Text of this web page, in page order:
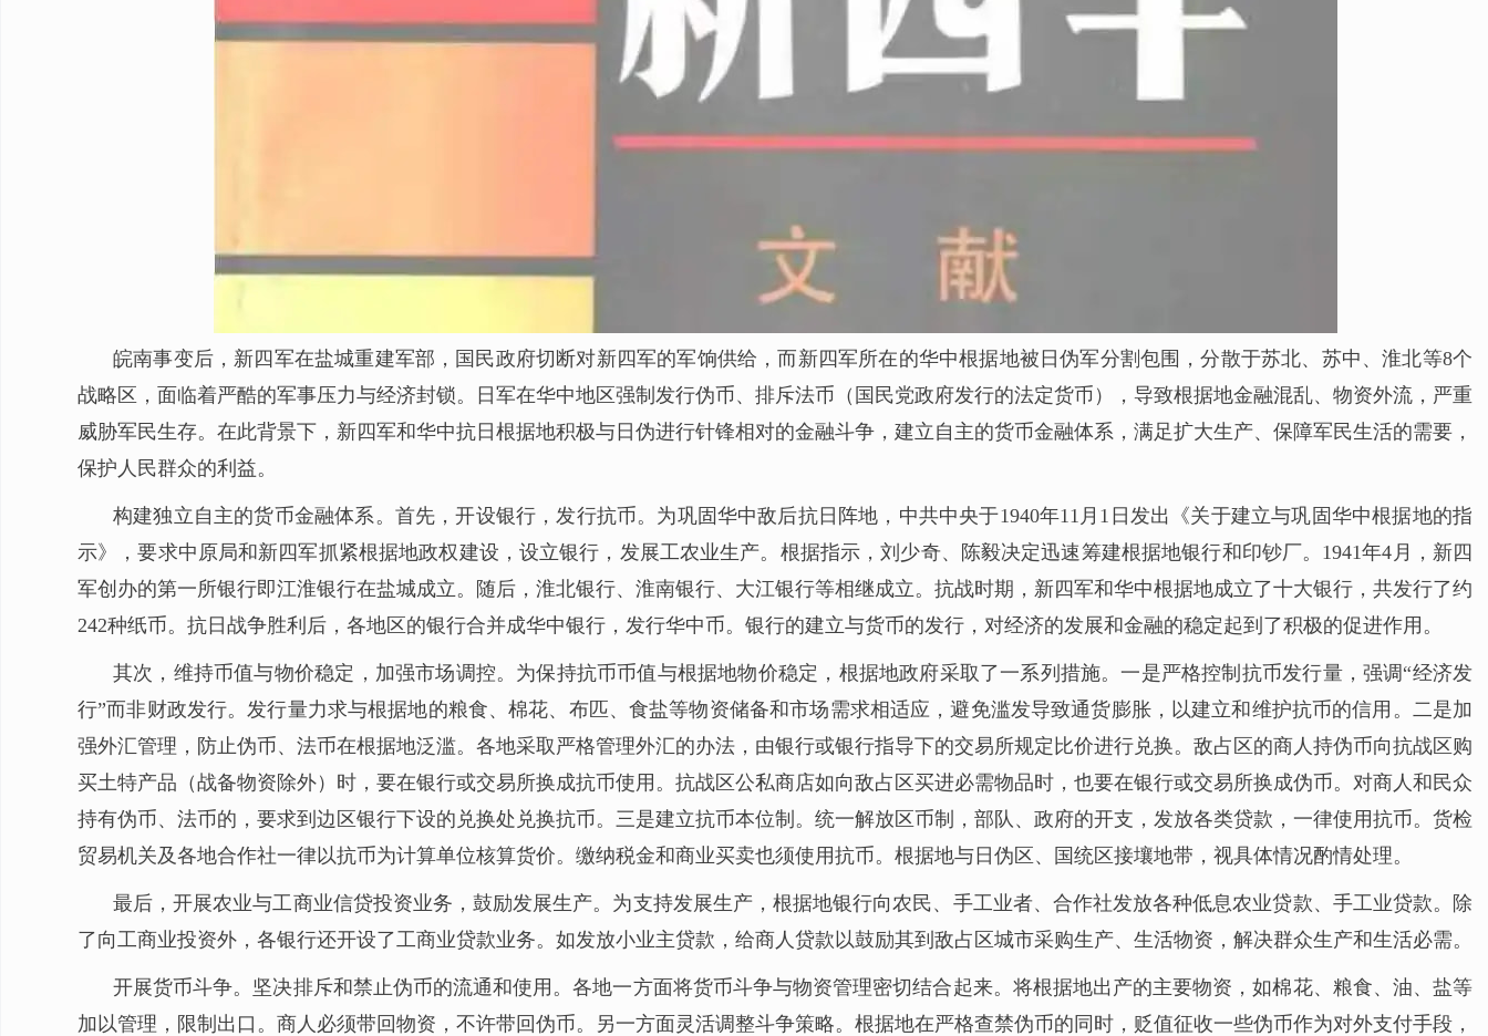
皖南事变后，新四军在盐城重建军部，国民政府切断对新四军的军饷供给，而新四军所在的华中根据地被日伪军分割包围，分散于苏北、苏中、淮北等8个
战略区，面临着严酷的军事压力与经济封锁。日军在华中地区强制发行伪币、排斥法币（国民党政府发行的法定货币），导致根据地金融混乱、物资外流，严重
威胁军民生存。在此背景下，新四军和华中抗日根据地积极与日伪进行针锋相对的金融斗争，建立自主的货币金融体系，满足扩大生产、保障军民生活的需要，
保护人民群众的利益。
构建独立自主的货币金融体系。首先，开设银行，发行抗币。为巩固华中敌后抗日阵地，中共中央于1940年11月1日发出《关于建立与巩固华中根据地的指
示》，要求中原局和新四军抓紧根据地政权建设，设立银行，发展工农业生产。根据指示，刘少奇、陈毅决定迅速筹建根据地银行和印钞厂。1941年4月，新四
军创办的第一所银行即江淮银行在盐城成立。随后，淮北银行、淮南银行、大江银行等相继成立。抗战时期，新四军和华中根据地成立了十大银行，共发行了约
242种纸币。抗日战争胜利后，各地区的银行合并成华中银行，发行华中币。银行的建立与货币的发行，对经济的发展和金融的稳定起到了积极的促进作用。
其次，维持币值与物价稳定，加强市场调控。为保持抗币币值与根据地物价稳定，根据地政府采取了一系列措施。一是严格控制抗币发行量，强调“经济发
行”而非财政发行。发行量力求与根据地的粮食、棉花、布匹、食盐等物资储备和市场需求相适应，避免滥发导致通货膨胀，以建立和维护抗币的信用。二是加
强外汇管理，防止伪币、法币在根据地泛滥。各地采取严格管理外汇的办法，由银行或银行指导下的交易所规定比价进行兑换。敌占区的商人持伪币向抗战区购
买土特产品（战备物资除外）时，要在银行或交易所换成抗币使用。抗战区公私商店如向敌占区买进必需物品时，也要在银行或交易所换成伪币。对商人和民众
持有伪币、法币的，要求到边区银行下设的兑换处兑换抗币。三是建立抗币本位制。统一解放区币制，部队、政府的开支，发放各类贷款，一律使用抗币。货检
贸易机关及各地合作社一律以抗币为计算单位核算货价。缴纳税金和商业买卖也须使用抗币。根据地与日伪区、国统区接壤地带，视具体情况酌情处理。
最后，开展农业与工商业信贷投资业务，鼓励发展生产。为支持发展生产，根据地银行向农民、手工业者、合作社发放各种低息农业贷款、手工业贷款。除
了向工商业投资外，各银行还开设了工商业贷款业务。如发放小业主贷款，给商人贷款以鼓励其到敌占区城市采购生产、生活物资，解决群众生产和生活必需。
开展货币斗争。坚决排斥和禁止伪币的流通和使用。各地一方面将货币斗争与物资管理密切结合起来。将根据地出产的主要物资，如棉花、粮食、油、盐等
加以管理，限制出口。商人必须带回物资，不许带回伪币。另一方面灵活调整斗争策略。根据地在严格查禁伪币的同时，贬值征收一些伪币作为对外支付手段，